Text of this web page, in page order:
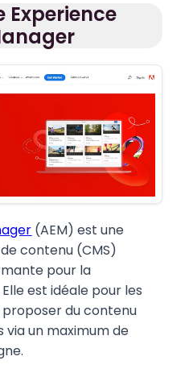
Experience
(AEM) est une
contenu (CMS)
pour la
est idéale pour les
du contenu
un maximum de